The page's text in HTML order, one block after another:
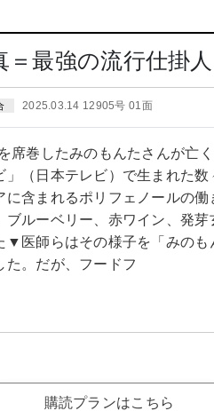
＝最強の流行仕掛人
2025.03.14 12905号 01面
席巻したみのもんたさんが亡
」（日本テレビ）で生まれた
に含まれるポリフェノールの
ブルーベリー、赤ワイン、発
▼医師らはその様子を「みの
た。だが、フードフ
購読プランはこちら